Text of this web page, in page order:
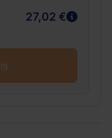
27,02 € En